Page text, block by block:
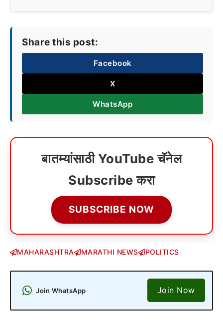
Share this post:
Facebook
X
WhatsApp
बातम्यांसाठी YouTube चॅनेल
Subscribe करा
SUBSCRIBE NOW
MAHARASHTRA MARATHI NEWS POLITICS
Join WhatsApp Join Now